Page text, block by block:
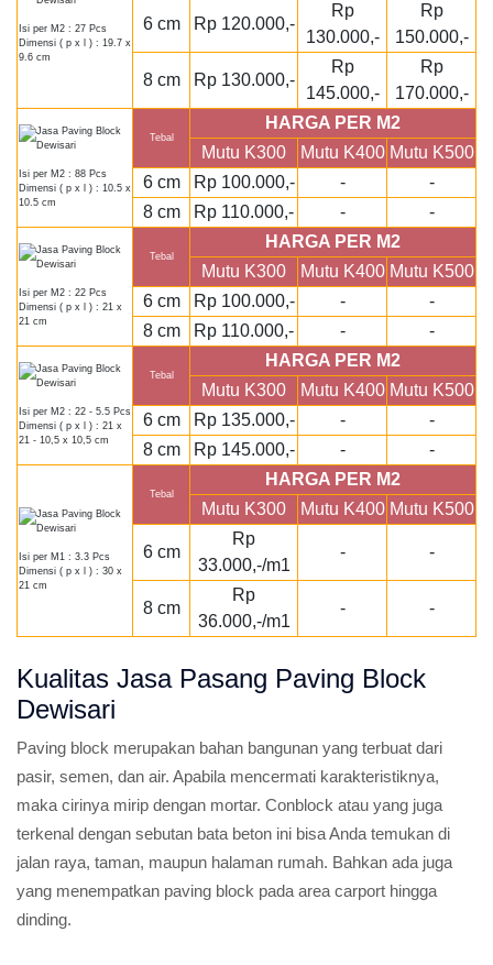
Isi per M2 : 27 Pcs
Dimensi ( p x l ) : 19.7 x
9.6 cm
6 cm Rp 120.000,-
Rp
130.000,-
Rp
150.000,-
8 cm Rp 130.000,-
Rp
145.000,-
Rp
170.000,-
Isi per M2 : 88 Pcs
Dimensi ( p x l ) : 10.5 x
10.5 cm
Tebal
HARGA PER M2
Mutu K300
Mutu K400 Mutu K500
6 cm
Rp 100.000,- -
-
8 cm
Rp 110.000,- - -
Isi per M2 : 22 Pcs
Dimensi ( p x l ) : 21 x
21 cm
Tebal
HARGA PER M2
Mutu K300
Mutu K400 Mutu K500
6 cm
Rp 100.000,- -
-
8 cm
Rp 110.000,- - -
Isi per M2 : 22 - 5.5 Pcs
Dimensi ( p x l ) : 21 x
21 - 10,5 x 10,5 cm
Tebal
HARGA PER M2
Mutu K300
Mutu K400 Mutu K500
6 cm
Rp 135.000,- -
-
8 cm
Rp 145.000,- - -
Isi per M1 : 3.3 Pcs
Dimensi ( p x l ) : 30 x
21 cm
Tebal
HARGA PER M2
Mutu K300
Mutu K400 Mutu K500
6 cm
Rp
33.000,-/m1
- -
8 cm
Rp
36.000,-/m1
- -
Kualitas Jasa Pasang Paving Block
Dewisari
Paving block merupakan bahan bangunan yang terbuat dari
pasir, semen, dan air. Apabila mencermati karakteristiknya,
maka cirinya mirip dengan mortar. Conblock atau yang juga
terkenal dengan sebutan bata beton ini bisa Anda temukan di
jalan raya, taman, maupun halaman rumah. Bahkan ada juga
yang menempatkan paving block pada area carport hingga
dinding.